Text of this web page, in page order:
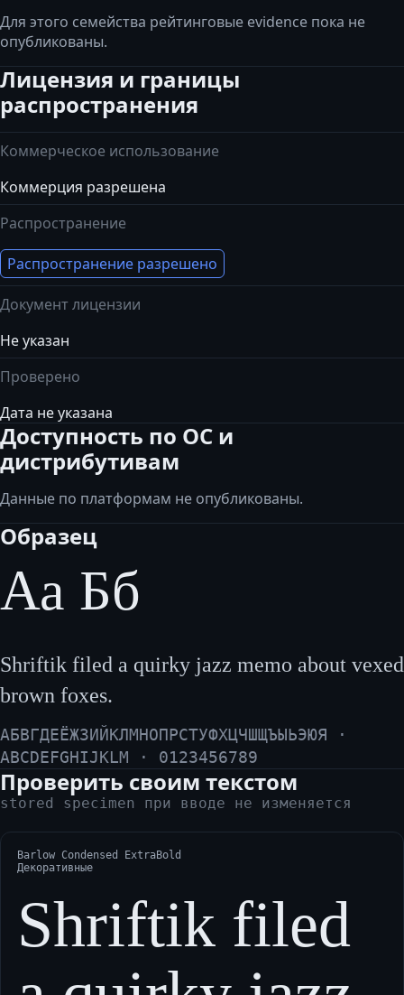
Для этого семейства рейтинговые evidence пока не
опубликованы.
Лицензия и границы
распространения
Коммерческое использование
Коммерция разрешена
Распространение
Распространение разрешено
Документ лицензии
Не указан
Проверено
Дата не указана
Доступность по ОС и
дистрибутивам
Данные по платформам не опубликованы.
Образец
Аа Бб
Shriftik filed a quirky jazz memo about vexed
brown foxes.
АБВГДЕЁЖЗИЙКЛМНОПРСТУФХЦЧШЩЪЫЬЭЮЯ ·
ABCDEFGHIJKLM · 0123456789
Проверить своим текстом
stored specimen при вводе не изменяется
Barlow Condensed ExtraBold
Декоративные
Shriftik filed